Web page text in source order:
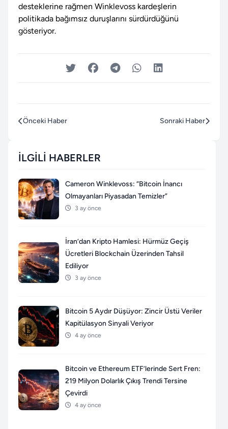
desteklerine rağmen Winklevoss kardeşlerin
politikada bağımsız duruşlarını sürdürdüğünü
gösteriyor.
Önceki Haber Sonraki Haber
İLGILI HABERLER
Cameron Winklevoss: “Bitcoin İnancı
Olmayanları Piyasadan Temizler”
3 ay önce
İran’dan Kripto Hamlesi: Hürmüz Geçiş
Ücretleri Blockchain Üzerinden Tahsil
Ediliyor
3 ay önce
Bitcoin 5 Aydır Düşüyor: Zincir Üstü Veriler
Kapitülasyon Sinyali Veriyor
4 ay önce
Bitcoin ve Ethereum ETF’lerinde Sert Fren:
219 Milyon Dolarlık Çıkış Trendi Tersine
Çevirdi
4 ay önce